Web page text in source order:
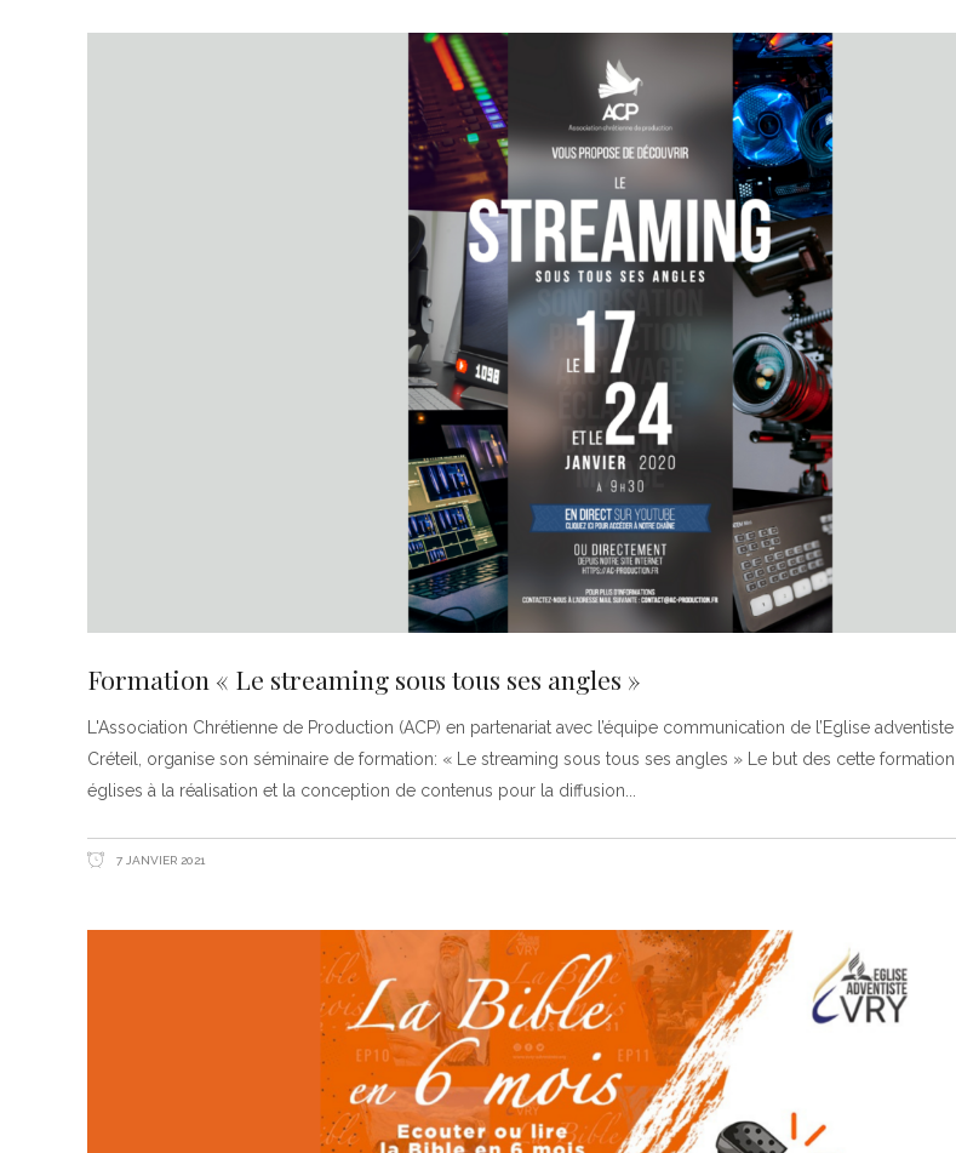
Formation « Le streaming sous tous ses angles »
L'Association Chrétienne de Production (ACP) en partenariat avec l’équipe communication de l’Eglise
Créteil, organise son séminaire de formation: « Le streaming sous tous ses angles » Le but des cette
églises à la réalisation et la conception de contenus pour la diffusion
7 JANVIER 2021